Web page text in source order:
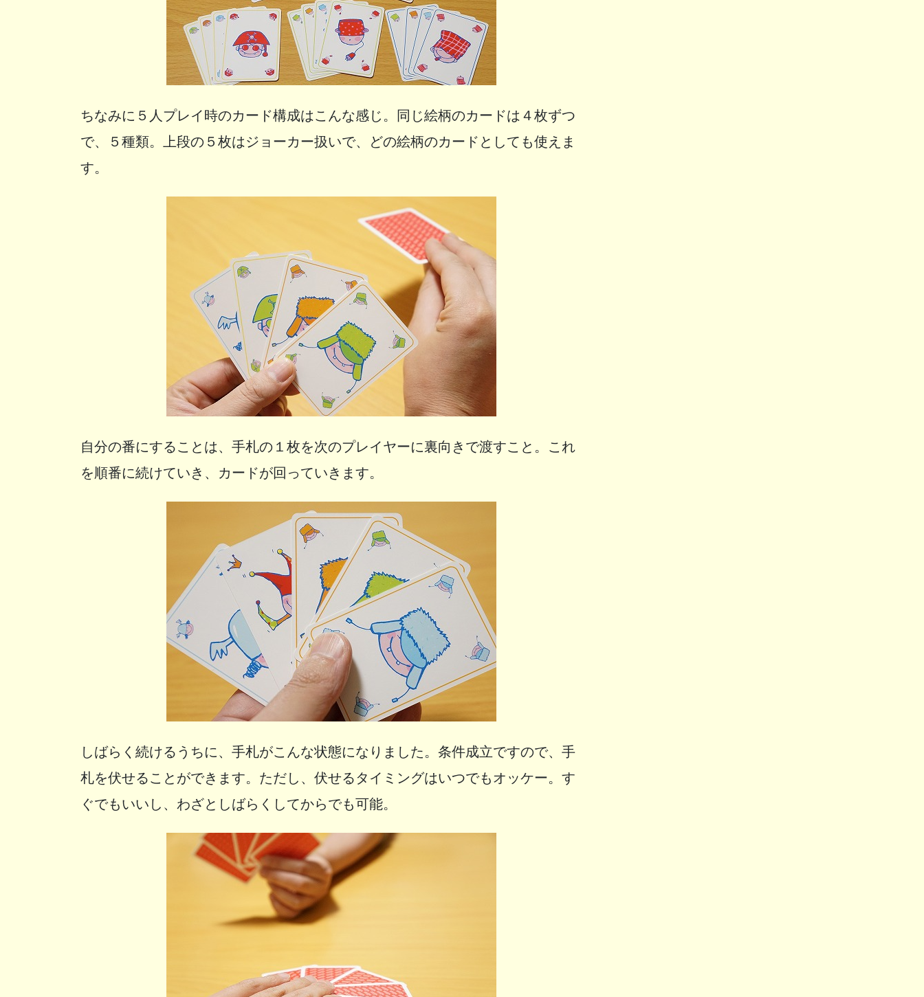
ちなみに５人プレイ時のカード構成はこんな感じ。同じ絵柄のカードは４枚ずつ
で、５種類。上段の５枚はジョーカー扱いで、どの絵柄のカードとしても使えま
す。
自分の番にすることは、手札の１枚を次のプレイヤーに裏向きで渡すこと。これ
を順番に続けていき、カードが回っていきます。
しばらく続けるうちに、手札がこんな状態になりました。条件成立ですので、手
札を伏せることができます。ただし、伏せるタイミングはいつでもオッケー。す
ぐでもいいし、わざとしばらくしてからでも可能。